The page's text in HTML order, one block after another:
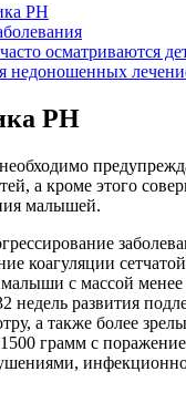
РН
осматриваются
недоношенных
РН
а кроме этого
малышей.
коагуляции
с массой
недель развития
а также более
грамм с